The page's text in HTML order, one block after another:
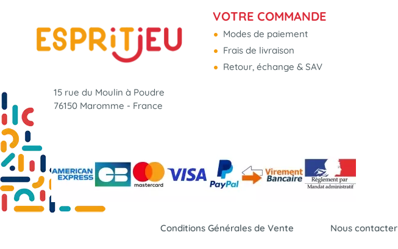
15 rue du Moulin à Poudre
76150 Maromme - France
VOTRE COMMANDE
Modes de paiement
Frais de livraison
Retour, échange & SAV
Conditions Générales de Vente Nous contacter